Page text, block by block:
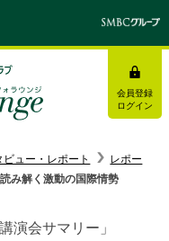
会員登録
ログイン
ビュー・レポート
レポー
み解く激動の国際情勢
演会サマリー」